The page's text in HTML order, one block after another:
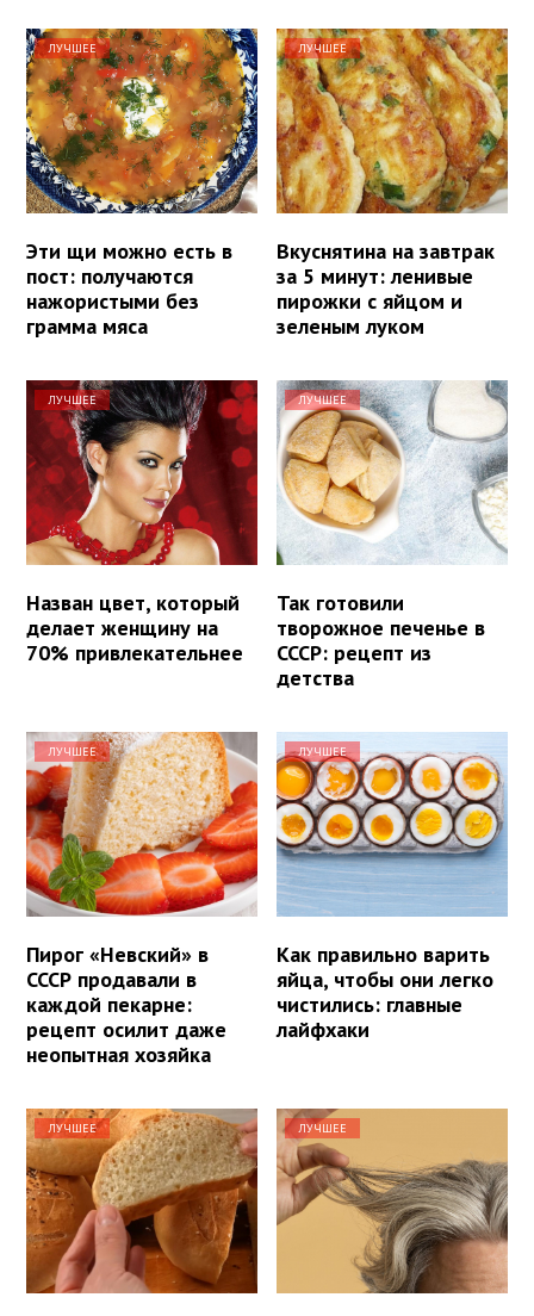
ЛУЧШЕЕ
Эти щи можно есть в
пост: получаются
нажористыми без
грамма мяса
ЛУЧШЕЕ
Вкуснятина на завтрак
за 5 минут: ленивые
пирожки с яйцом и
зеленым луком
ЛУЧШЕЕ
Назван цвет, который
делает женщину на
70% привлекательнее
ЛУЧШЕЕ
Так готовили
творожное печенье в
СССР: рецепт из
детства
ЛУЧШЕЕ
Пирог «Невский» в
СССР продавали в
каждой пекарне:
рецепт осилит даже
неопытная хозяйка
ЛУЧШЕЕ
Как правильно варить
яйца, чтобы они легко
чистились: главные
лайфхаки
ЛУЧШЕЕ ЛУЧШЕЕ